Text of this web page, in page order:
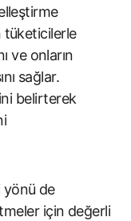
tüketicilerle
ve onların
sağlar.
belirterek
de
için değerli